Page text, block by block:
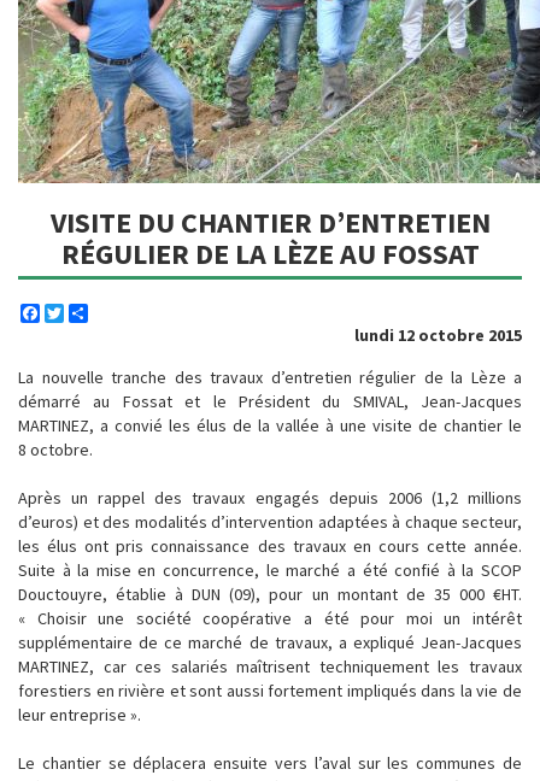
VISITE DU CHANTIER D’ENTRETIEN
RÉGULIER DE LA LÈZE AU FOSSAT
Facebook
Twitter
lundi 12 octobre 2015
La nouvelle tranche des travaux d’entretien régulier de la Lèze a
démarré au Fossat et le Président du SMIVAL, Jean-Jacques
MARTINEZ, a convié les élus de la vallée à une visite de chantier le
8 octobre.
Après un rappel des travaux engagés depuis 2006 (1,2 millions
d’euros) et des modalités d’intervention adaptées à chaque secteur,
les élus ont pris connaissance des travaux en cours cette année.
Suite à la mise en concurrence, le marché a été confié à la SCOP
Douctouyre, établie à DUN (09), pour un montant de 35 000 €HT.
« Choisir une société coopérative a été pour moi un intérêt
supplémentaire de ce marché de travaux, a expliqué Jean-Jacques
MARTINEZ, car ces salariés maîtrisent techniquement les travaux
forestiers en rivière et sont aussi fortement impliqués dans la vie de
leur entreprise ».
Le chantier se déplacera ensuite vers l’aval sur les communes de